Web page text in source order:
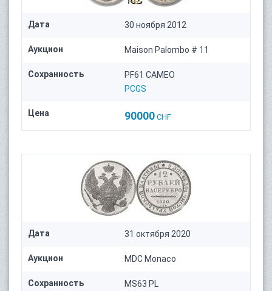
Дата 30 ноября 2012
Аукцион Maison Palombo # 11
Сохранность
PF61 CAMEO
PCGS
Цена 90000 CHF
Дата 31 октября 2020
Аукцион MDC Monaco
Сохранность
MS63 PL